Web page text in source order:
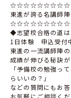
東進が誇る名講師
◆志望校合格の道は
1日体験 申込受付
東進の一流講師陣
成績が伸びる秘訣
「予備校の勉強っ
らいいの？」
などの質問にもお答
お気軽にご相談くだ